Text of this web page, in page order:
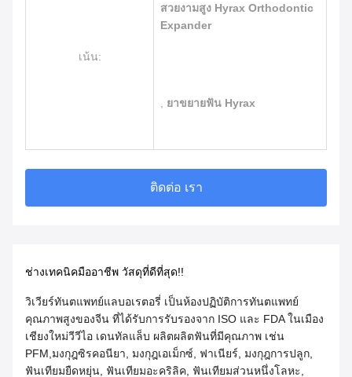
เน้น:
สวยงามสูง Hyrax Orthodontic
Expander
ยาขยายฟัน Hyrax
ติดต่อ เรา
ช่างเทคนิคมืออาชีพ วัสดุที่ดีที่สุด!!
วิเวียร์ทันตแพทย์แลบอเรตอรี่ เป็นห้องปฏิบัติการทันตแพทย์
คุณภาพสูงของจีน ที่ได้รับการรับรองจาก ISO และ FDA ในเมือง
เชียงใหม่วีวีไอ เดนทัลแล็บ ผลิตผลิตฟันที่มีคุณภาพ เช่น
PFM,มงกุฎซิรคอนียา, มงกุฎเอเม็กซ์, ฟาเนียร์, มงกุฎการปลูก,
ฟันเทียมยืดหยุ่น, ฟันเทียมอะคริลิค, ฟันเทียมส่วนหนึ่งโลหะ,